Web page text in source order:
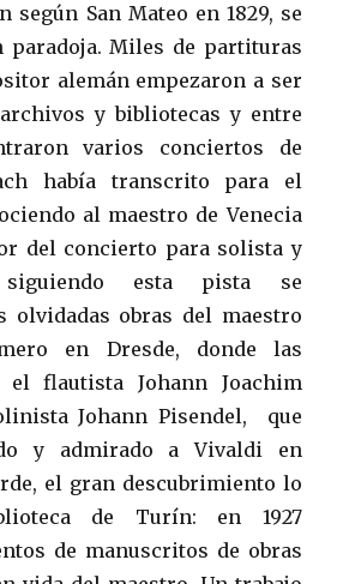
según San Mateo en 1829, se
paradoja. Miles de partituras
alemán empezaron a ser
y bibliotecas y entre
varios conciertos de
había transcrito para el
al maestro de Venecia
del concierto para solista y
esta pista se
olvidadas obras del maestro
en Dresde, donde las
el flautista Johann Joachim
Johann Pisendel, que
y admirado a Vivaldi en
el gran descubrimiento lo
de Turín: en 1927
de manuscritos de obras